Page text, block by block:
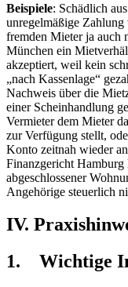
Beispiele: Schädlich
unregelmäßige
fremden Mieter ja auch
München ein
akzeptiert, weil kein
„nach Kassenlage“
Nachweis über die
einer Scheinhandlung
Vermieter dem Mieter
zur Verfügung stellt,
Konto zeitnah wieder
Finanzgericht
abgeschlossener
Angehörige steuerlich
IV.
1. Wichtige